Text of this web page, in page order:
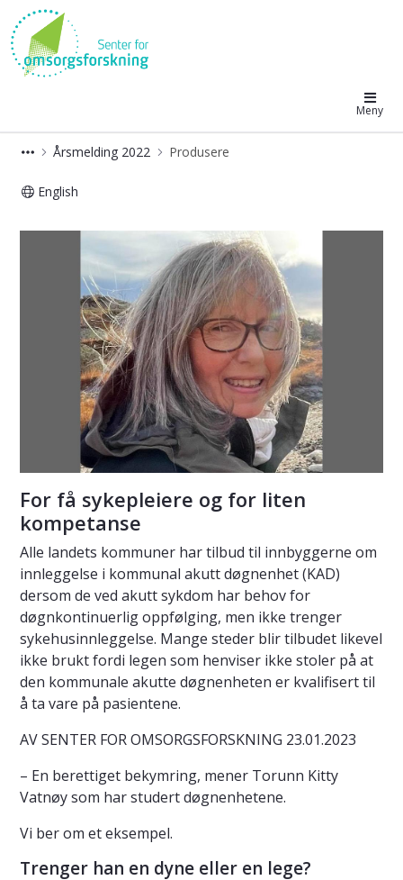
Senter for omsorgsforskning
Meny
Årsmelding 2022 Produsere
English
Produsere
For få sykepleiere og for liten
kompetanse
Alle landets kommuner har tilbud til innbyggerne om
innleggelse i kommunal akutt døgnenhet (KAD)
dersom de ved akutt sykdom har behov for
døgnkontinuerlig oppfølging, men ikke trenger
sykehusinnleggelse. Mange steder blir tilbudet likevel
ikke brukt fordi legen som henviser ikke stoler på at
den kommunale akutte døgnenheten er kvalifisert til
å ta vare på pasientene.
AV SENTER FOR OMSORGSFORSKNING 23.01.2023
– En berettiget bekymring, mener Torunn Kitty
Vatnøy som har studert døgnenhetene.
Vi ber om et eksempel.
Trenger han en dyne eller en lege?